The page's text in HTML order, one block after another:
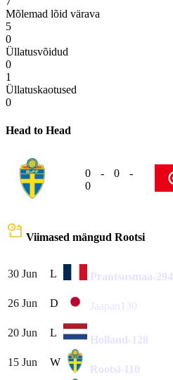
Mõlemad lõid värava
5
0
Üllatusvõidud
0
1
Üllatuskaotused
0
Head to Head
0 - 0
-
0
Viimased mängud Rootsi
30 Jun L Prantsusmaa-294
26 Jun D Jaapan 130
20 Jun L
Holland -128
15 Jun W
Rootsi-110